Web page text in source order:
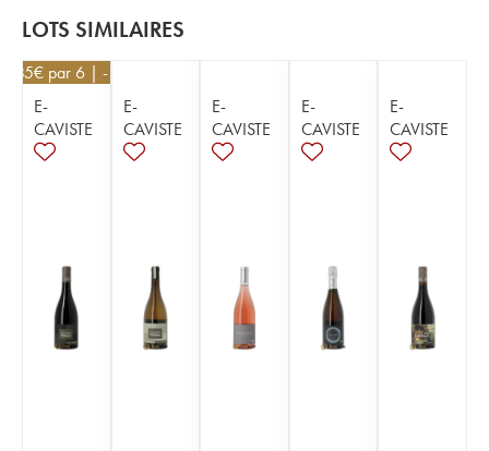
LOTS SIMILAIRES
€ par 6 | -10%
E-
CAVISTE
E-
CAVISTE
E-
CAVISTE
E-
CAVISTE
E-
CAVISTE